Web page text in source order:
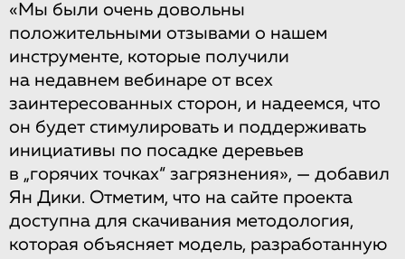
«Мы были очень довольны
положительными отзывами о нашем
инструменте, которые получили
на недавнем вебинаре от всех
заинтересованных сторон, и надеемся, что
он будет стимулировать и поддерживать
инициативы по посадке деревьев
в „горячих точках“ загрязнения», — добавил
Ян Дики. Отметим, что на сайте проекта
доступна для скачивания методология,
которая объясняет модель, разработанную